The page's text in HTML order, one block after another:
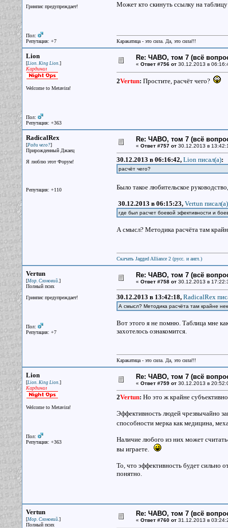
Гринпис предупреждает!
Пол:
Репутация: +7
Может кто скинуть ссылку на
Каракатица - это сила. Да, это сила!!!
Lion
[Lion. King Lion.]
Кардинал
Welcome to Metavira!
Пол:
Репутация: +363
Re: ЧАВО, том 7 (всё
« Ответ #756 от30.12.2013 в
2Vertun: Простите, расчёт чего?
RadicalRex
[Ради чего?]
Прирожденный Джаец
Я люблю этот Форум!
Репутация: +110
Re: ЧАВО, том 7 (всё
« Ответ #757 от30.12.2013 в
30.12.2013 в 06:16:42, Lion писал(a):
расчёт чего?
Было такое любительское
30.12.2013 в 06:15:23, Vertun писал(a)
где был расчет боевой эфективности и
А смысл? Методика расчёта там
Скачать Jagged Alliance 2 (русс. и англ.)
Vertun
[Мор. Слоновий.]
Полный псих
Гринпис предупреждает!
Пол:
Репутация: +7
Re: ЧАВО, том 7 (всё
« Ответ #758 от30.12.2013 в
30.12.2013 в 13:42:18, RadicalRex
А смысл? Методика расчёта там крайне
Вот этого я не помню. Таблица мне
захотелось ознакомится.
Каракатица - это сила. Да, это сила!!!
Lion
[Lion. King Lion.]
Кардинал
Welcome to Metavira!
Пол:
Репутация: +363
Re: ЧАВО, том 7 (всё
« Ответ #759 от30.12.2013 в
2Vertun: Но это ж крайне
Эффективность людей чрезвычайно
способности мерка как медицина,
Наличие любого из них может
вы играете.
То, что эффективность будет сильно
понятно.
Vertun
[Мор. Слоновий.]
Полный псих
Re: ЧАВО, том 7 (всё
« Ответ #760 от31.12.2013 в